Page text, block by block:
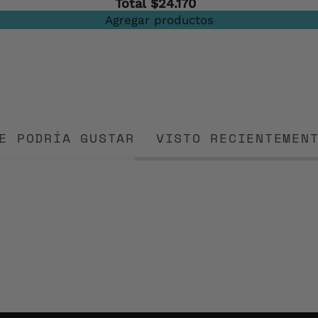
Total $24.170
Agregar productos
PODRÍA GUSTAR VISTO